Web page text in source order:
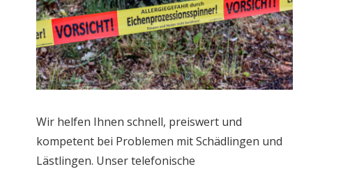
Wir helfen Ihnen schnell, preiswert und
kompetent bei Problemen mit Schädlingen und
Lästlingen. Unser telefonische